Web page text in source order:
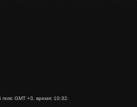
пояс GMT +3, время: 10:32